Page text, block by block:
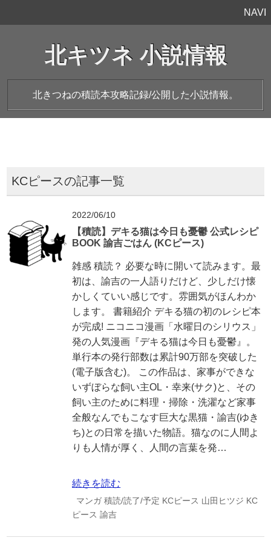
NAVI
北キツネ 小説情報
北きつねの積読本攻略記録/公開した小説情報。
KCピースの記事一覧
2022/06/10
【積読】デキる猫は今日も憂鬱 公式レシピ
BOOK 諭吉ごはん (KCピース)
雑感 積読？ 必要な時に開いて読みます。最
初は、諭吉の一人語りだけど、少しだけ懐
かしくていい感じです。雰囲気がほんわか
します。 書籍紹介 デキる猫の初のレシピ本
が完成! ニコニコ漫画「水曜日のシリウス」
発の人気漫画『デキる猫は今日も憂鬱』。
単行本の発行部数は累計90万部を突破した
(電子版含む)。 この作品は、家事ができな
いずぼらな飼い主OL・幸来(サク)と、その
飼い主のために料理・掃除・洗濯など家事
全般なんでもこなす巨大な黒猫・諭吉(ゆき
ち)との日常を描いた物語。猫なのに人間よ
りも人情が厚く、人間の言葉を発…
続きを読む
マンガ 積読/読了/予定 KCピース 山田ヒツジ KC
ピース 諭吉